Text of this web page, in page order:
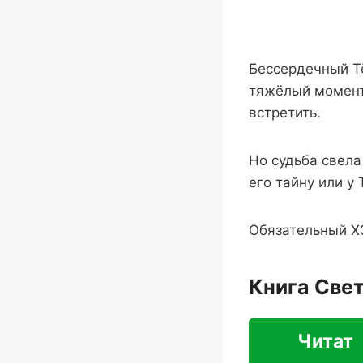
Бессердечный
тяжёлый
встретить.
Но судьба
его тайну или у
Обязательный
Книга
Читат